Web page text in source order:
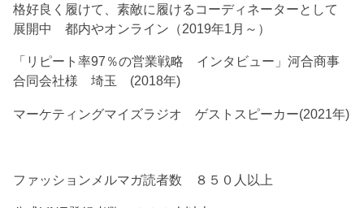
格好良く履けて、素敵に履けるコーディネーターとして
展開中 都内やオンライン（2019年1月～）
「リピート率97％の営業戦略 インタビュー」河合商事
合同会社様 埼玉 (2018年)
マーケティングマイズラジオ ゲストスピーカー(2021年)
ファッションメルマガ読者数 ８５０人以上